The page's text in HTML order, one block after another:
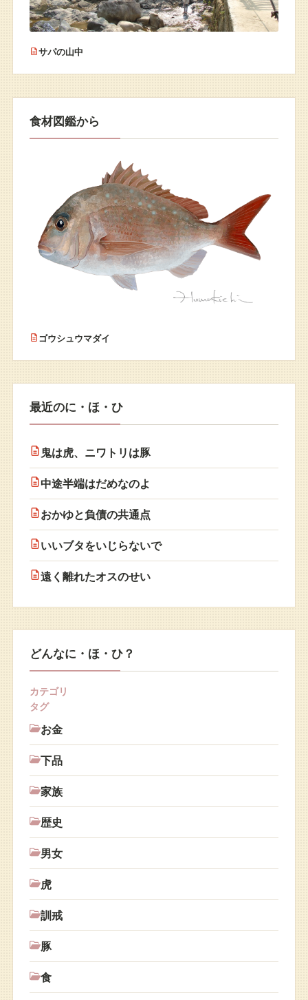
サパの山中
食材図鑑から
ゴウシュウマダイ
最近のに・ほ・ひ
鬼は虎、ニワトリは豚
中途半端はだめなのよ
おかゆと負債の共通点
いいブタをいじらないで
遠く離れたオスのせい
どんなに・ほ・ひ？
カテゴリ
タグ
お金
下品
家族
歴史
男女
虎
訓戒
豚
食